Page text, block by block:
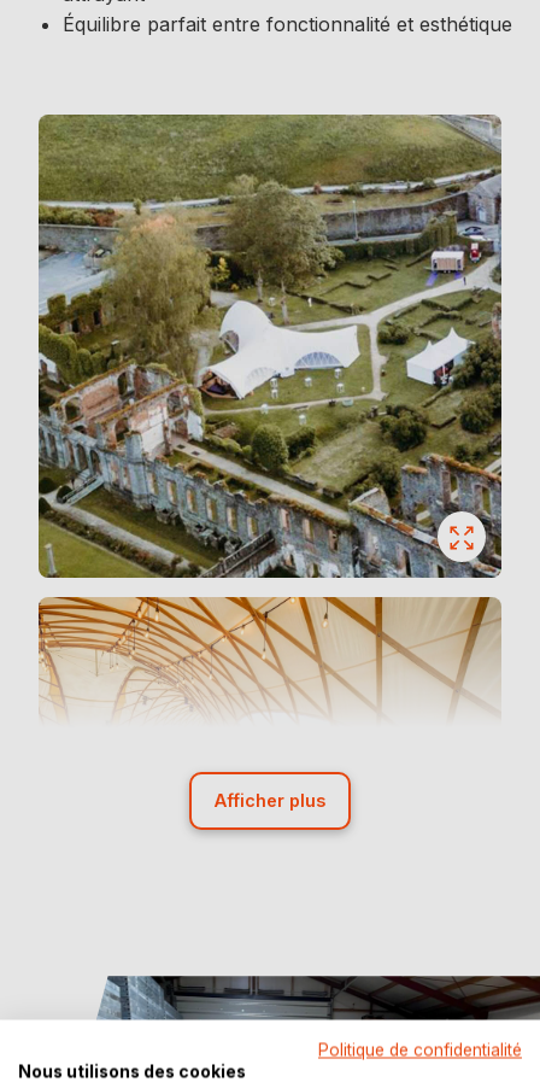
Équilibre parfait entre fonctionnalité et esthétique
Afficher plus
Politique de confidentialité
Nous utilisons des cookies